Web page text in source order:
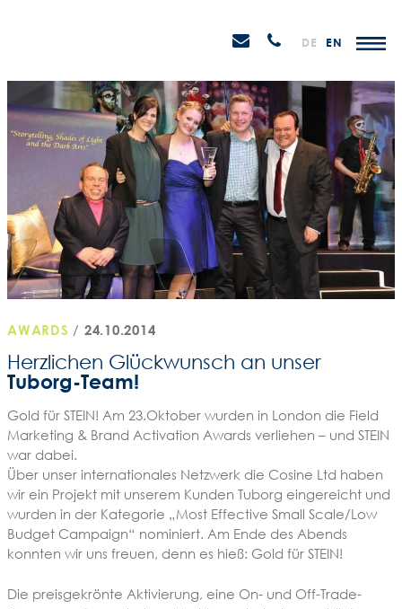
Email Anrufen
DE EN
AWARDS / 24.10.2014
Herzlichen Glückwunsch an unser
Tuborg-Team!
Gold für STEIN! Am 23.Oktober wurden in London die Field
Marketing & Brand Activation Awards verliehen – und STEIN
war dabei.
Über unser internationales Netzwerk die Cosine Ltd haben
wir ein Projekt mit unserem Kunden Tuborg eingereicht und
wurden in der Kategorie „Most Effective Small Scale/Low
Budget Campaign“ nominiert. Am Ende des Abends
konnten wir uns freuen, denn es hieß: Gold für STEIN!
Die preisgekrönte Aktivierung, eine On- und Off-Trade-